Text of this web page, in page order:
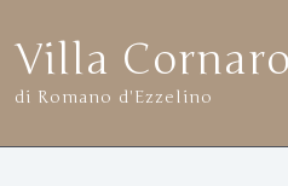
contenuto
Villa Cornaro
di Romano d'Ezzelino